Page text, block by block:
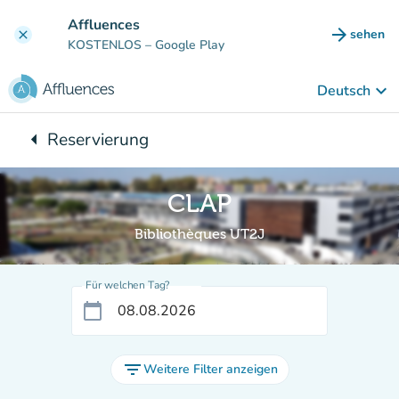
clear Affluences
KOSTENLOS – Google Play arrow_forward sehen
(new
Deutsch keyboard_arrow_down
arrow_leftZurück zu:
Reservierung
CLAP
Bibliothèques UT2J
Für welchen Tag?
calendar_today
filter_listWeitere Filter anzeigen